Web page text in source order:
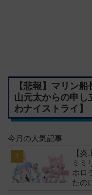
【悲報】マリン
山元太からの申し
わナイストライ】
今月の人気記事
【
ミミ
ホロ
たの